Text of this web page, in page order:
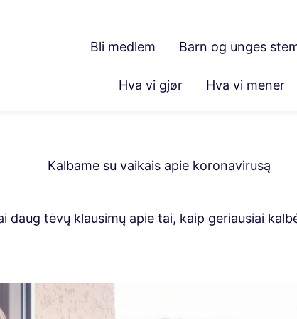
Bli medlem Barn og unges
Hva vi gjør Hva vi mener
Kalbame su vaikais apie koronavirusą
daug tėvų klausimų apie tai, kaip geriausiai